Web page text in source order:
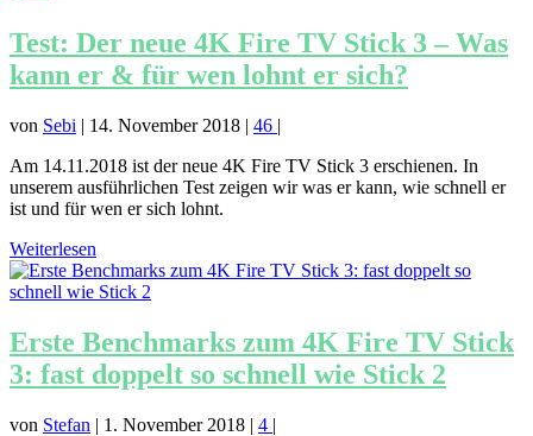
Test: Der neue 4K Fire TV Stick 3 – Was
kann er & für wen lohnt er sich?
von Sebi | 14. November 2018 | 46 |
Am 14.11.2018 ist der neue 4K Fire TV Stick 3 erschienen. In
unserem ausführlichen Test zeigen wir was er kann, wie schnell er
ist und für wen er sich lohnt.
Weiterlesen
Erste Benchmarks zum 4K Fire TV Stick
3: fast doppelt so schnell wie Stick 2
von Stefan | 1. November 2018 | 4 |